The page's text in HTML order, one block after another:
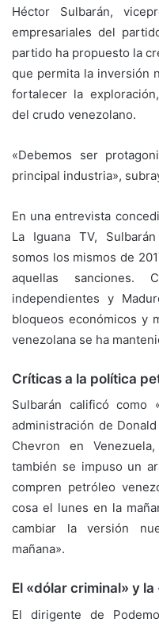
Héctor Sulbarán,
empresariales del
partido ha propuesto la
que permita la inversión
fortalecer la
del crudo venezolano.
«Debemos ser
principal industria»,
En una entrevista
La Iguana TV,
somos los mismos de
aquellas
independientes y
bloqueos económicos y
venezolana se ha
Críticas a la política
Sulbarán calificó como
administración de
Chevron en
también se impuso un
compren petróleo
cosa el lunes en la
cambiar la versión
mañana».
El «dólar criminal» y
El dirigente de